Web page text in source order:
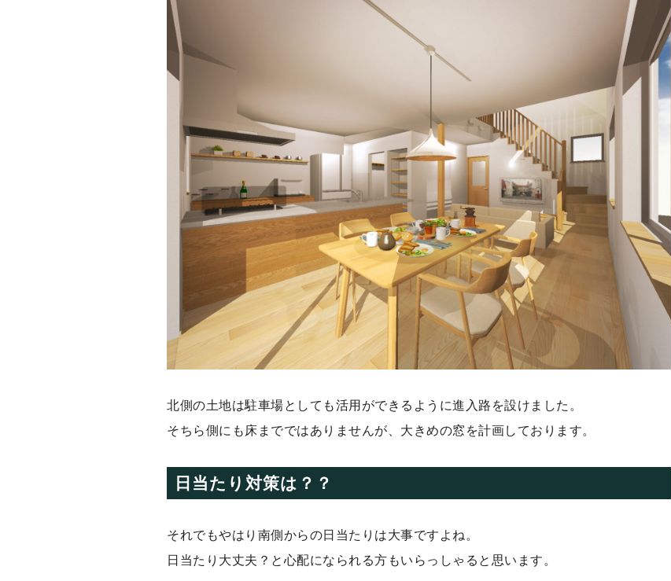
北側の土地は駐車場としても活用ができるように進入路を設けました。
そちら側にも床までではありませんが、大きめの窓を計画しております。
日当たり対策は？？
それでもやはり南側からの日当たりは大事ですよね。
日当たり大丈夫？と心配になられる方もいらっしゃると思います。